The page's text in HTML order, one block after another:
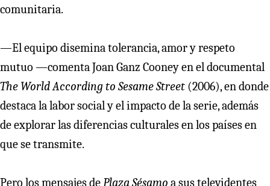
comunitaria.
—El equipo disemina tolerancia, amor y respeto
mutuo —comenta Joan Ganz Cooney en el documental
The World According to Sesame Street (2006), en donde
destaca la labor social y el impacto de la serie, además
de explorar las diferencias culturales en los países en
que se transmite.
Pero los mensajes de Plaza Sésamo a sus televidentes